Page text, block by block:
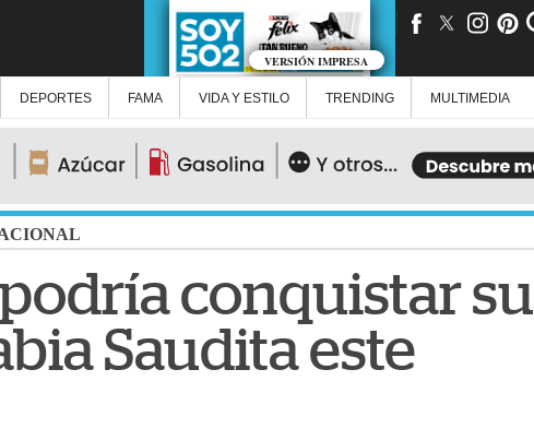
VERSIÓN IMPRESA
DEPORTES FAMA VIDA Y ESTILO TRENDING MULTIMEDIA
conquistar su
Saudita este